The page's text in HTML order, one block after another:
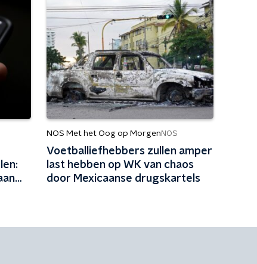
NOS Met het Oog op Morgen NOS
Voetballiefhebbers zullen amper
last hebben op WK van chaos
door Mexicaanse drugskartels